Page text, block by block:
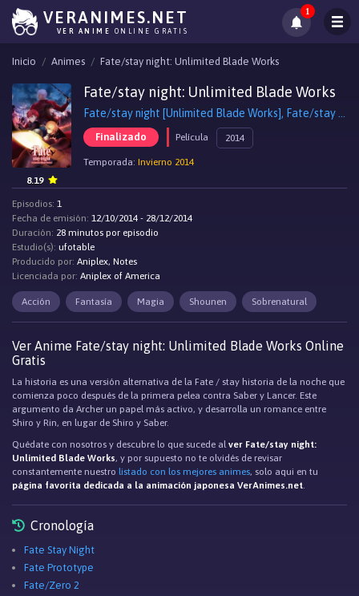
VERANIMES.NET
VER ANIME ONLINE GRATIS
1
Inicio Animes Fate/stay night: Unlimited Blade Works
Fate/stay night: Unlimited Blade Works
Finalizado Película 2014
Temporada: Invierno 2014
8.19
Episodios: 1
Fecha de emisión: 12/10/2014 - 28/12/2014
Duración: 28 minutos por episodio
Estudio(s): ufotable
Producido por: Aniplex, Notes
Licenciada por: Aniplex of America
Acción Fantasía Magia Shounen Sobrenatural
Ver Anime Fate/stay night: Unlimited Blade Works Online
Gratis
La historia es una versión alternativa de la Fate / stay historia de la noche que
comienza poco después de la primera pelea contra Saber y Lancer. Este
argumento da Archer un papel más activo, y desarrolla un romance entre
Shiro y Rin, en lugar de Shiro y Saber.
Quédate con nosotros y descubre lo que sucede alver Fate/stay night:
Unlimited Blade Works, y por supuesto no te olvidés de revisar
constantemente nuestro listado con los mejores animes, solo aqui en tu
página favorita dedicada a la animación japonesa VerAnimes.net.
Cronología
Fate Stay Night
Fate Prototype
Fate/Zero 2